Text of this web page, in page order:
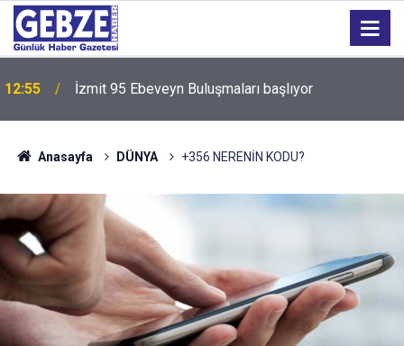
12:55 İzmit 95 Ebeveyn Buluşmaları başlıyor
Anasayfa DÜNYA +356 NERENİN KODU?